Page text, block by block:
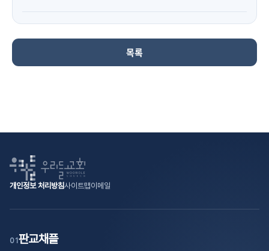
목록
개인정보 처리방침사이트맵이메일
01 판교채플